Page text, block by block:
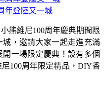
年登陸又一城
熊維尼100周年慶典期間限
，邀請大家一起走進充滿
一場限定慶典！設有多個
100周年限定精品，DIY香